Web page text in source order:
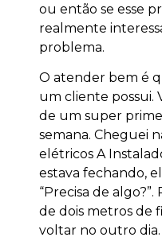
ou então se esse
realmente
problema.
O atender bem é
um cliente possui.
de um super
semana. Cheguei
elétricos A
estava fechando,
“Precisa de
de dois metros de
voltar no outro